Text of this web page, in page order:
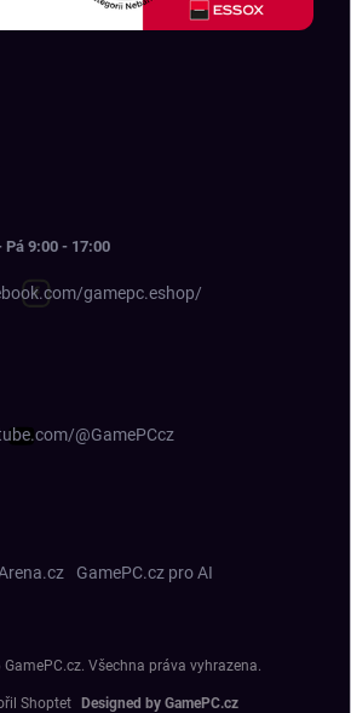
gamepc.eshop/
@GamePCcz
GamePC.cz pro AI
Shoptet
GamePC.cz. Všechna práva vyhrazena.